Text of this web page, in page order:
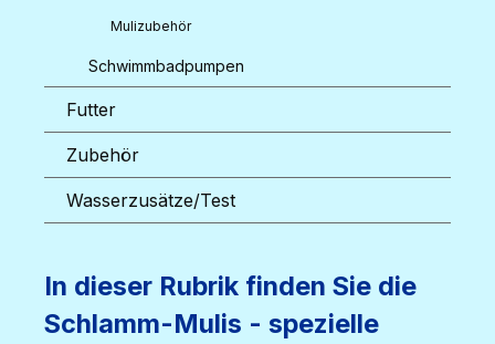
Mulizubehör
Schwimmbadpumpen
Futter
Zubehör
Wasserzusätze/Test
In dieser Rubrik finden Sie die
Schlamm-Mulis - spezielle